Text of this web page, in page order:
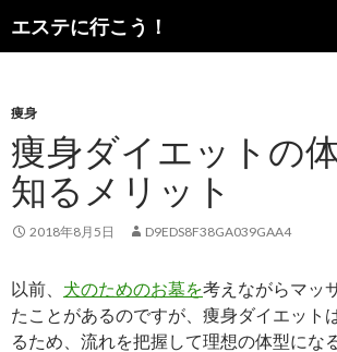
エステに行こう！
索
ン
ツ
へ
ス
キ
ッ
痩身
痩身ダイエットの
知るメリット
2018年8月5日 D9EDS8F38GA039GAA4
以前、 犬のためのお墓を考えながらマッ
たことがあるのですが、痩身ダイエット
るため、流れを把握して理想の体型にな